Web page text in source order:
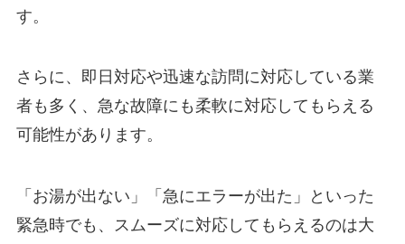
す。
さらに、即日対応や迅速な訪問に対応している業
者も多く、急な故障にも柔軟に対応してもらえる
可能性があります。
「お湯が出ない」「急にエラーが出た」といった
緊急時でも、スムーズに対応してもらえるのは大